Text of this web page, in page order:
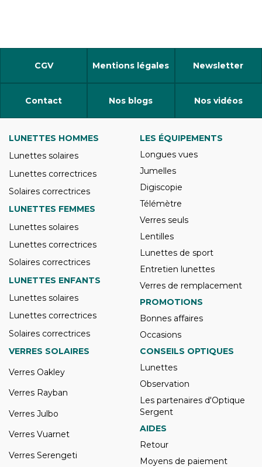
CGV Mentions légales Newsletter
Contact Nos blogs Nos vidéos
LUNETTES HOMMES
Lunettes solaires
Lunettes correctrices
Solaires correctrices
LUNETTES FEMMES
Lunettes solaires
Lunettes correctrices
Solaires correctrices
LUNETTES ENFANTS
Lunettes solaires
Lunettes correctrices
Solaires correctrices
LES ÉQUIPEMENTS
Longues vues
Jumelles
Digiscopie
Télémètre
Verres seuls
Lentilles
Lunettes de sport
Entretien lunettes
Verres de remplacement
PROMOTIONS
Bonnes affaires
Occasions
VERRES SOLAIRES
Verres Oakley
Verres Rayban
Verres Julbo
Verres Vuarnet
Verres Serengeti
CONSEILS OPTIQUES
Lunettes
Observation
Les partenaires d'Optique
Sergent
AIDES
Retour
Moyens de paiement